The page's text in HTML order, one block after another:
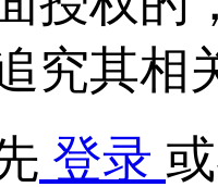
究其相
登录